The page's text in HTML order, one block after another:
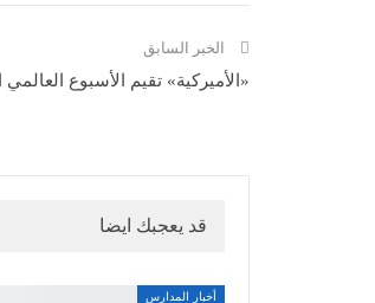
الخبر السابق
«الأميركية» تقيم الأسبوع العالمي
قد يعجبك ايضا
أخبار المدارس